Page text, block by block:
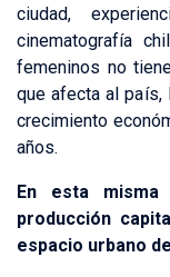
ciudad,
cinematografía
femeninos no
que afecta al
crecimiento
años.
En esta
producción
espacio urbano